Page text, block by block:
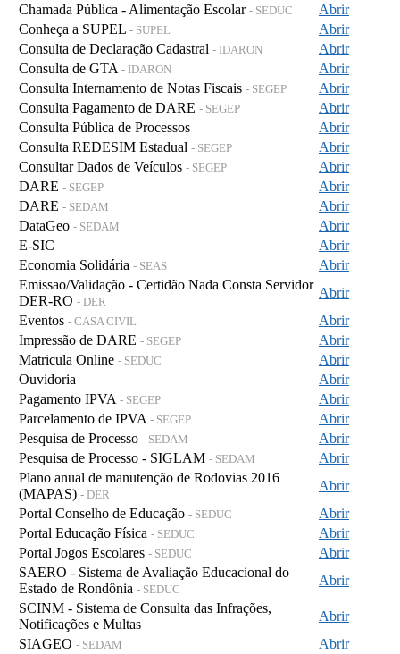
Chamada Pública - Alimentação Escolar - SEDUC
Abrir
Conheça a SUPEL - SUPEL
Abrir
Consulta de Declaração Cadastral - IDARON
Abrir
Consulta de GTA - IDARON
Abrir
Consulta Internamento de Notas Fiscais - SEGEP
Abrir
Consulta Pagamento de DARE - SEGEP
Abrir
Consulta Pública de Processos
Abrir
Consulta REDESIM Estadual - SEGEP
Abrir
Consultar Dados de Veículos - SEGEP
Abrir
DARE - SEGEP
Abrir
DARE - SEDAM
Abrir
DataGeo - SEDAM
Abrir
E-SIC
Abrir
Economia Solidária - SEAS
Abrir
Emissao/Validação - Certidão Nada Consta Servidor
DER-RO - DER
Abrir
Eventos - CASA CIVIL
Abrir
Impressão de DARE - SEGEP
Abrir
Matricula Online - SEDUC
Abrir
Ouvidoria
Abrir
Pagamento IPVA - SEGEP
Abrir
Parcelamento de IPVA - SEGEP
Abrir
Pesquisa de Processo - SEDAM
Abrir
Pesquisa de Processo - SIGLAM - SEDAM
Abrir
Plano anual de manutenção de Rodovias 2016
(MAPAS) - DER
Abrir
Portal Conselho de Educação - SEDUC
Abrir
Portal Educação Física - SEDUC
Abrir
Portal Jogos Escolares - SEDUC
Abrir
SAERO - Sistema de Avaliação Educacional do
Estado de Rondônia - SEDUC
Abrir
SCINM - Sistema de Consulta das Infrações,
Notificações e Multas
Abrir
SIAGEO - SEDAM
Abrir